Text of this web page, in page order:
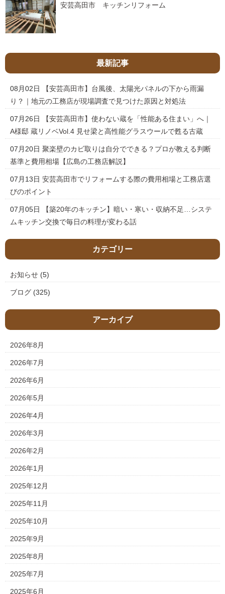
安芸高田市 キッチンリフォーム
最新記事
08月02日
【安芸高田市】台風後、太陽光パネルの下から雨漏
り？｜地元の工務店が現場調査で見つけた原因と対処法
07月26日
【安芸高田市】使わない蔵を「性能ある住まい」へ｜
A様邸 蔵リノベVol.4 見せ梁と高性能グラスウールで甦る古蔵
07月20日 聚楽壁のカビ取りは自分でできる？プロが教える判断
基準と費用相場【広島の工務店解説】
07月13日 安芸高田市でリフォームする際の費用相場と工務店選
びのポイント
07月05日
【築20年のキッチン】暗い・寒い・収納不足…システ
ムキッチン交換で毎日の料理が変わる話
カテゴリー
お知らせ (5)
ブログ (325)
アーカイブ
2026年8月
2026年7月
2026年6月
2026年5月
2026年4月
2026年3月
2026年2月
2026年1月
2025年12月
2025年11月
2025年10月
2025年9月
2025年8月
2025年7月
2025年6月